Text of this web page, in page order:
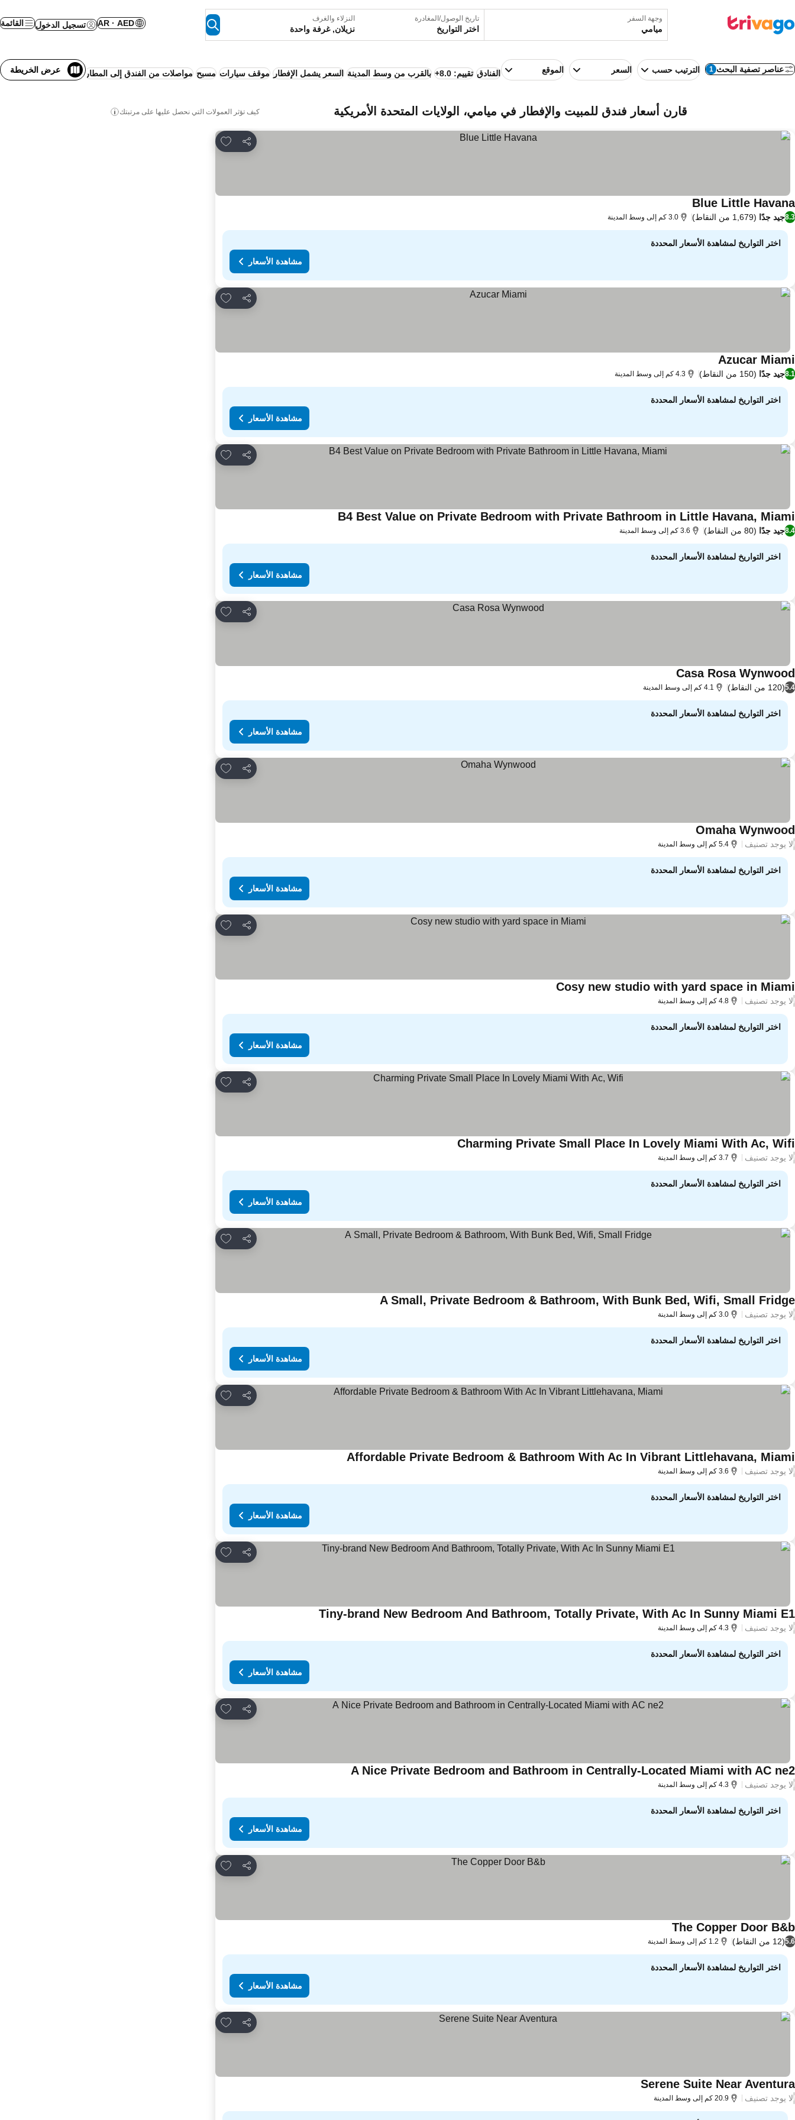
وجهة السفر تاريخ الوصول/المغادرة
اختر التواريخ
النزلاء والغرف
نزيلان, غرفة واحدة
AR · AED تسجيل الدخول القائمة
عناصر تصفية البحث 1 الترتيب حسب السعر الموقع الفنادق تقييم: 8.0+ بالقرب من وسط المدينة السعر يشمل الإفطار موقف سيارات مسبح مواصلات من الفندق إلى المطار إلغاء مجاني شاطئ
عرض الخريطة
قارن أسعار فندق للمبيت والإفطار في ميامي، الولايات المتحدة الأمريكية كيف تؤثر العمولات التي نحصل عليها على مرتبتك
مشاركة
Add to favorites
Blue Little Havana
8.3جيد جدًا (1,679 من النقاط) 3.0 كم إلى وسط المدينة
اختر التواريخ لمشاهدة الأسعار المحددة
مشاهدة الأسعار
مشاركة
Add to favorites
Azucar Miami
8.1جيد جدًا (150 من النقاط) 4.3 كم إلى وسط المدينة
اختر التواريخ لمشاهدة الأسعار المحددة
مشاهدة الأسعار
مشاركة
Add to favorites
B4 Best Value on Private Bedroom with Private Bathroom in Little Havana, Miami
8.4جيد جدًا (80 من النقاط) 3.6 كم إلى وسط المدينة
اختر التواريخ لمشاهدة الأسعار المحددة
مشاهدة الأسعار
مشاركة
Add to favorites
Casa Rosa Wynwood
5.4(120 من النقاط) 4.1 كم إلى وسط المدينة
اختر التواريخ لمشاهدة الأسعار المحددة
مشاهدة الأسعار
مشاركة
Add to favorites
Omaha Wynwood
/لا يوجد تصنيف 5.4 كم إلى وسط المدينة
اختر التواريخ لمشاهدة الأسعار المحددة
مشاهدة الأسعار
مشاركة
Add to favorites
Cosy new studio with yard space in Miami
/لا يوجد تصنيف 4.8 كم إلى وسط المدينة
اختر التواريخ لمشاهدة الأسعار المحددة
مشاهدة الأسعار
مشاركة
Add to favorites
Charming Private Small Place In Lovely Miami With Ac, Wifi
/لا يوجد تصنيف 3.7 كم إلى وسط المدينة
اختر التواريخ لمشاهدة الأسعار المحددة
مشاهدة الأسعار
مشاركة
Add to favorites
A Small, Private Bedroom & Bathroom, With Bunk Bed, Wifi, Small Fridge
/لا يوجد تصنيف 3.0 كم إلى وسط المدينة
اختر التواريخ لمشاهدة الأسعار المحددة
مشاهدة الأسعار
مشاركة
Add to favorites
Affordable Private Bedroom & Bathroom With Ac In Vibrant Littlehavana, Miami
/لا يوجد تصنيف 3.6 كم إلى وسط المدينة
اختر التواريخ لمشاهدة الأسعار المحددة
مشاهدة الأسعار
مشاركة
Add to favorites
Tiny-brand New Bedroom And Bathroom, Totally Private, With Ac In Sunny Miami E1
/لا يوجد تصنيف 4.3 كم إلى وسط المدينة
اختر التواريخ لمشاهدة الأسعار المحددة
مشاهدة الأسعار
مشاركة
Add to favorites
A Nice Private Bedroom and Bathroom in Centrally-Located Miami with AC ne2
/لا يوجد تصنيف 4.3 كم إلى وسط المدينة
اختر التواريخ لمشاهدة الأسعار المحددة
مشاهدة الأسعار
مشاركة
Add to favorites
The Copper Door B&b
5.6(12 من النقاط) 1.2 كم إلى وسط المدينة
اختر التواريخ لمشاهدة الأسعار المحددة
مشاهدة الأسعار
مشاركة
Add to favorites
Serene Suite Near Aventura
/لا يوجد تصنيف 20.9 كم إلى وسط المدينة